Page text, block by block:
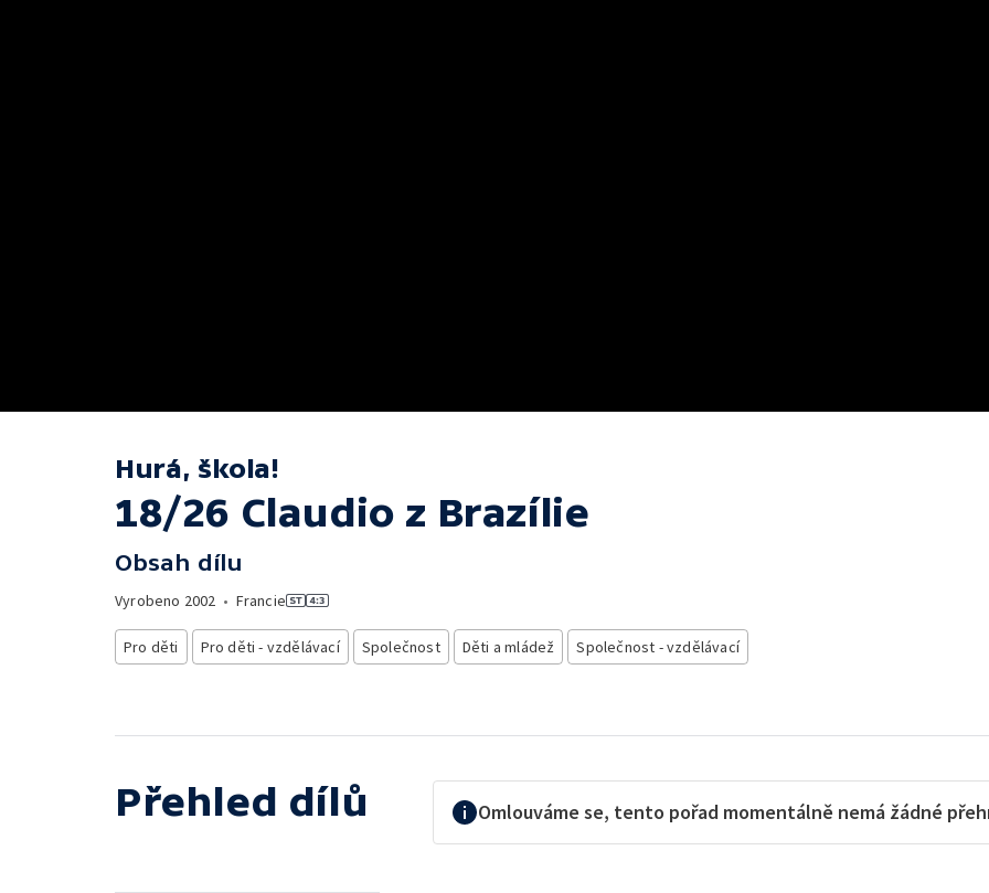
Hurá, škola!
18/26 Claudio z Brazílie
Obsah dílu
Vyrobeno 2002 • Francie
Pro děti Pro děti - vzdělávací Společnost Děti a mládež Společnost - vzdělávací
Přehled dílů Omlouváme se, tento pořad momentálně nemá žádné